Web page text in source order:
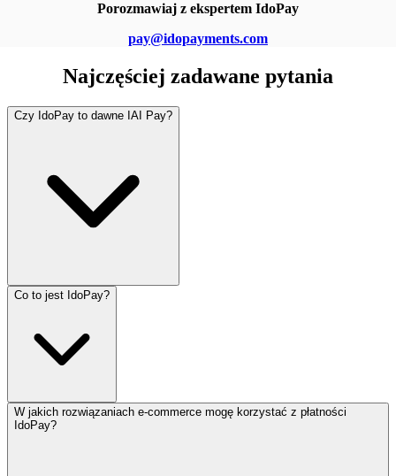
Porozmawiaj z ekspertem IdoPay
pay@idopayments.com
Najczęściej zadawane pytania
Czy IdoPay to dawne IAI Pay?
Co to jest IdoPay?
W jakich rozwiązaniach e-commerce mogę korzystać z płatności
IdoPay?